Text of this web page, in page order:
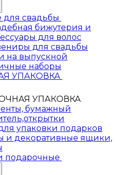
для свадьбы
бижутерия и
для волос
для свадьбы
на выпускной
наборы
УПАКОВКА
УПАКОВКА
бумажный
упаковки подарков
и декоративные ящики,
подарочные